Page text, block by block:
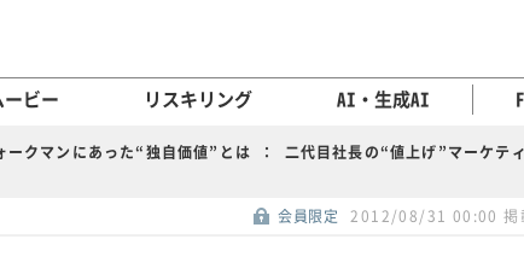
ービー リスキリング AI・生成AI
ークマンにあった“独自価値”とは ： 二代目社長の“値上げ”マーケティ
会員限定 2012/08/31 00:00 掲